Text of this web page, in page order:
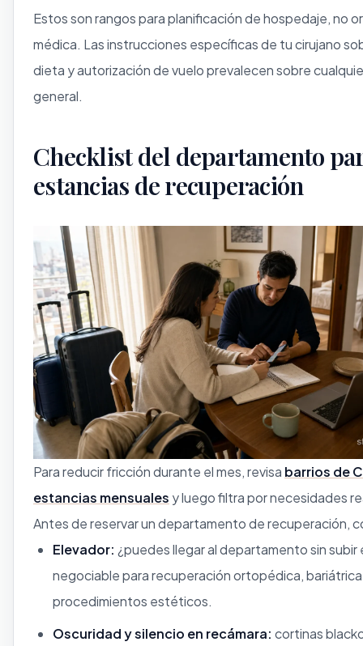
Estos son rangos para planificación de hospedaje, no
médica. Las instrucciones específicas de tu cirujano
dieta y autorización de vuelo prevalecen sobre
general.
Checklist del departamento
estancias de recuperación
Para reducir fricción durante el mes, revisa barrios de
estancias mensuales y luego filtra por necesidades
Antes de reservar un departamento de recuperación,
Elevador: ¿puedes llegar al departamento sin subir
negociable para recuperación ortopédica,
procedimientos estéticos.
Oscuridad y silencio en recámara: cortinas